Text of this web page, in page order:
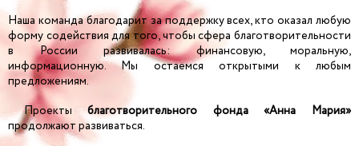
Наша команда благодарит за поддержку всех, кто оказал любую
форму содействия для того, чтобы сфера благотворительности
в России развивалась: финансовую, моральную,
информационную. Мы остаемся открытыми к любым
предложениям.
Проекты благотворительного фонда «Анна Мария»
продолжают развиваться.